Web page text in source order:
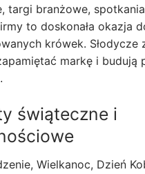
targi branżowe,
to doskonała okazja
krówek. Słodycze
markę i budują
świąteczne i
Wielkanoc, Dzień